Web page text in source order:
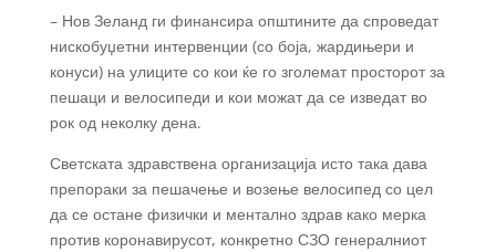
– Нов Зеланд ги финансира општините да спроведат
нискобуџетни интервенции (со боја, жардињери и
конуси) на улиците со кои ќе го зголемат просторот за
пешаци и велосипеди и кои можат да се изведат во
рок од неколку дена.
Светската здравствена организација исто така дава
препораки за пешачење и возење велосипед со цел
да се остане физички и ментално здрав како мерка
против коронавирусот, конкретно СЗО генералниот